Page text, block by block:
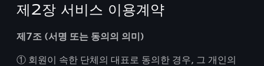
제2장 서비스 이용계약
제7조 (서명 또는 동의의 의미)
① 회원이 속한 단체의 대표로 동의한 경우, 그 개인의